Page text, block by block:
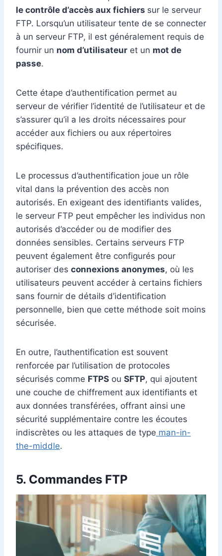
le contrôle d’accès aux fichiers sur le serveur
FTP. Lorsqu’un utilisateur tente de se connecter
à un serveur FTP, il est généralement requis de
fournir un nom d’utilisateur et un mot de
passe.
Cette étape d’authentification permet au
serveur de vérifier l’identité de l’utilisateur et de
s’assurer qu’il a les droits nécessaires pour
accéder aux fichiers ou aux répertoires
spécifiques.
Le processus d’authentification joue un rôle
vital dans la prévention des accès non
autorisés. En exigeant des identifiants valides,
le serveur FTP peut empêcher les individus non
autorisés d’accéder ou de modifier des
données sensibles. Certains serveurs FTP
peuvent également être configurés pour
autoriser des connexions anonymes, où les
utilisateurs peuvent accéder à certains fichiers
sans fournir de détails d’identification
personnelle, bien que cette méthode soit moins
sécurisée.
En outre, l’authentification est souvent
renforcée par l’utilisation de protocoles
sécurisés comme FTPS ou SFTP, qui ajoutent
une couche de chiffrement aux identifiants et
aux données transférées, offrant ainsi une
sécurité supplémentaire contre les écoutes
indiscrètes ou les attaques de type man-in-
the-middle.
5. Commandes FTP